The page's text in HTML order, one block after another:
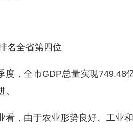
全省第四位
全市GDP总量实现749.48亿
由于农业形势良好、工业和